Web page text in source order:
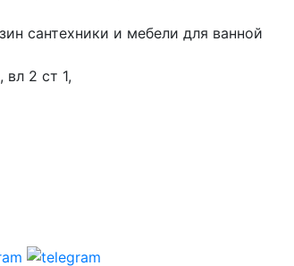
сантехники и мебели для ванной
2 ст 1,